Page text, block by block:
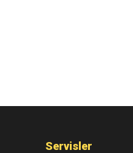
Servisler